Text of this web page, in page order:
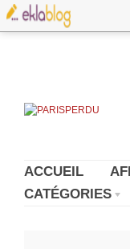
ACCUEIL
CATÉGORIES